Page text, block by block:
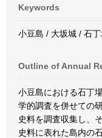
Keywords
小豆島 / 大坂城 / 石
Outline of Annual
小豆島における石丁
学的調査を併せての
史料を調査収集し、
史料に表れた島内の